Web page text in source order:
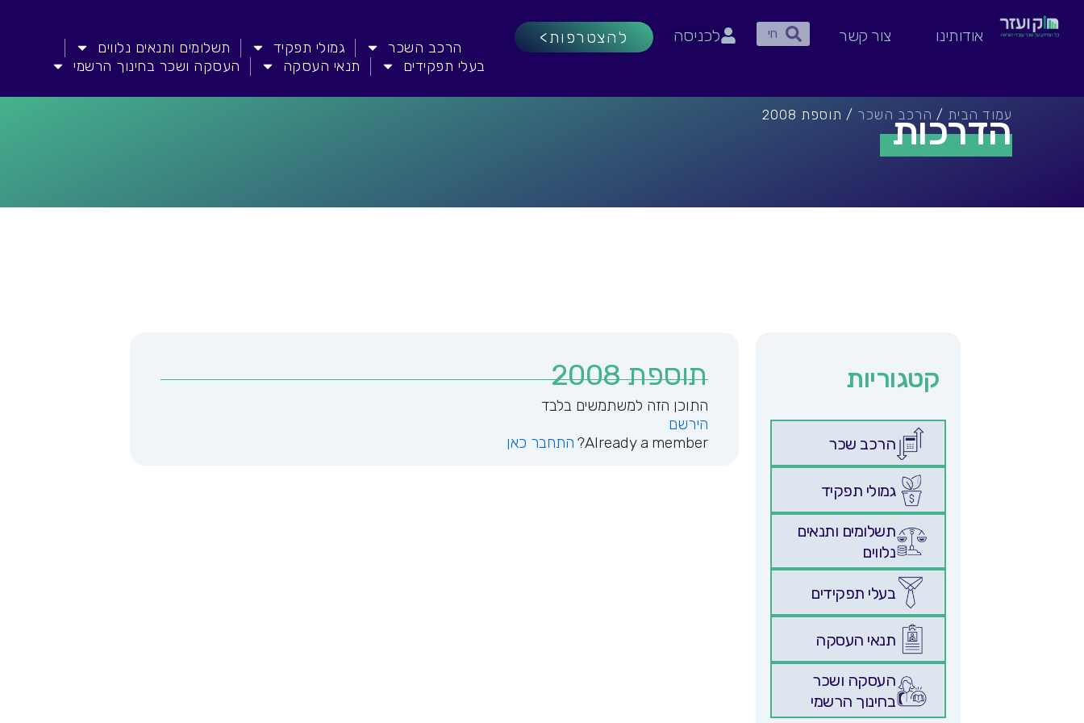
לתוכן
אודותינו צור קשר חיפושחיפוש לכניסה להצטרפות>
הרכב השכר גמולי תפקיד
תשלומים ותנאים נלווים
בעלי תפקידים
תנאי העסקה העסקה ושכר בחינוך הרשמי
עמוד הבית / הרכב השכר / תוספת 2008 הדרכות
קטגוריות
הרכב שכר
גמולי תפקיד
תשלומים ותנאים
נלווים
בעלי תפקידים
תנאי העסקה
העסקה ושכר
בחינוך הרשמי
תוספת 2008
הירשם
Already a member?
התחבר כאן